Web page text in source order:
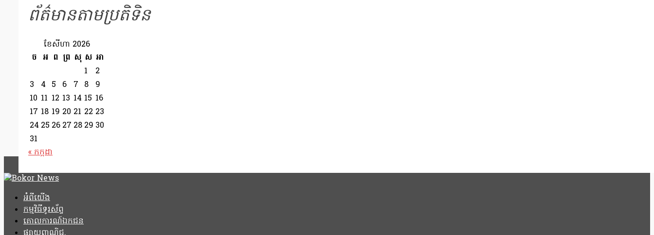
ព័ត៌មានតាមប្រតិទិន
ខែ​សីហា 2026
ច អ ព ព្រ សុ ស អា
1
2
3
4 5 6 7 8
9
10 11 12 13 14 15 16
17 18 19 20 21 22 23
24 25 26 27 28 29 30
31
« កក្កដា
អំពីយើង
កម្មវិធីទូរស័ព្ទ
គោលការណ៍ឯកជន